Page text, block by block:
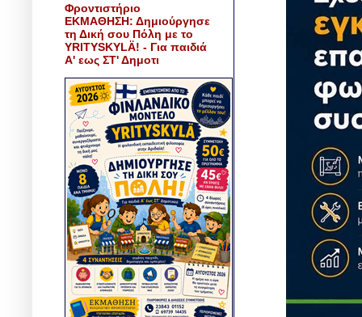
Φροντιστήριο
ΕΚΜΑΘΗΣΗ: Δημιούργησε
τη Δική σου Πόλη με το
YRITYSKYLÄ! - Για παιδιά
Α' εως ΣΤ' Δημοτι